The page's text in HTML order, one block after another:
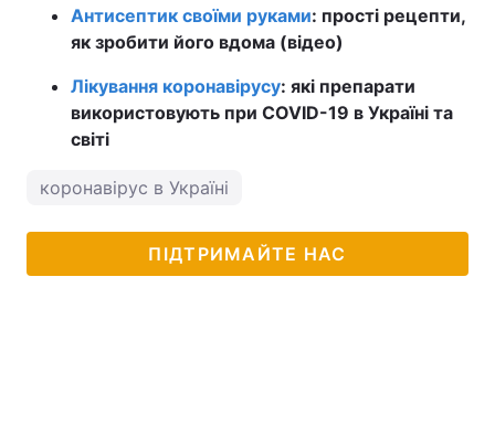
Антисептик своїми руками: прості рецепти,
як зробити його вдома (відео)
Лікування коронавірусу: які препарати
використовують при COVID-19 в Україні та
світі
коронавірус в Україні
ПІДТРИМАЙТЕ НАС